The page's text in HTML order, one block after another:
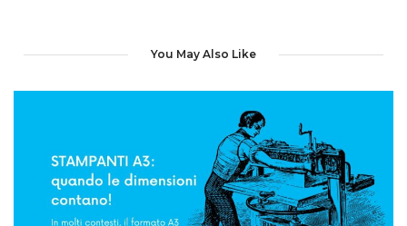
You May Also Like